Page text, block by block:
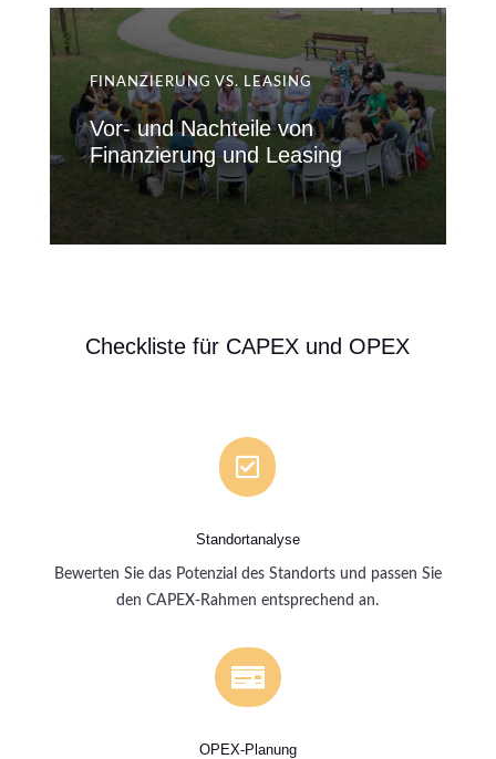
FINANZIERUNG VS. LEASING
Vor- und Nachteile von
Finanzierung und Leasing
Checkliste für CAPEX und OPEX

Standortanalyse
Bewerten Sie das Potenzial des Standorts und passen Sie
den CAPEX-Rahmen entsprechend an.

OPEX-Planung